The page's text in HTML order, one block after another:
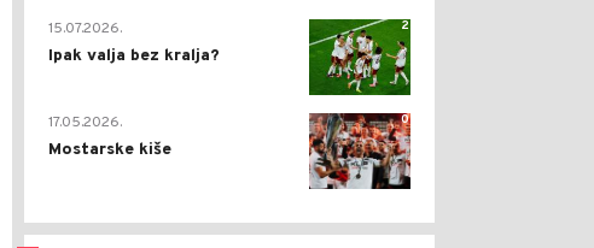
2
15.07.2026.
Ipak valja bez kralja?
0
17.05.2026.
Mostarske kiše